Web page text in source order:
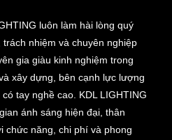
luôn làm hài lòng quý
nhiệm và chuyên nghiệp
gia giàu kinh nghiệm trong
xây dựng, bên cạnh lực lượng
tay nghề cao. KDL LIGHTING
ánh sáng hiện đại, thân
chức năng, chi phí và phong